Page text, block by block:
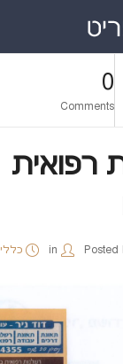
0
Comments
רפואית
Posted
in כללי